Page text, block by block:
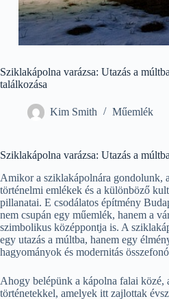
Sziklakápolna varázsa: Utazás a
találkozása
Kim Smith Műemlék
Sziklakápolna varázsa: Utazás a
Amikor a sziklakápolnára gondolunk,
történelmi emlékek és a különböző
pillanatai. E csodálatos építmény
nem csupán egy műemlék, hanem a
szimbolikus középpontja is. A
egy utazás a múltba, hanem egy
hagyományok és modernitás
Ahogy belépünk a kápolna falai közé,
történetekkel, amelyek itt zajlottak